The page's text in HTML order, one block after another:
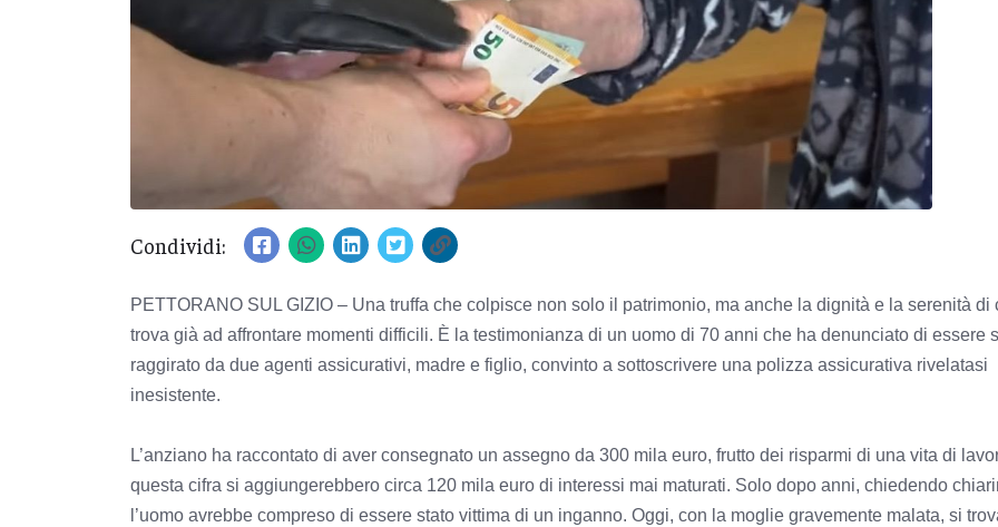
Condividi:
PETTORANO SUL GIZIO – Una truffa che colpisce non solo il patrimonio, ma anche la dignità e la serenità di
trova già ad affrontare momenti difficili. È la testimonianza di un uomo di 70 anni che ha denunciato di essere
raggirato da due agenti assicurativi, madre e figlio, convinto a sottoscrivere una polizza assicurativa rivelatasi
inesistente.
L’anziano ha raccontato di aver consegnato un assegno da 300 mila euro, frutto dei risparmi di una vita di
questa cifra si aggiungerebbero circa 120 mila euro di interessi mai maturati. Solo dopo anni, chiedendo
l’uomo avrebbe compreso di essere stato vittima di un inganno. Oggi, con la moglie gravemente malata, si